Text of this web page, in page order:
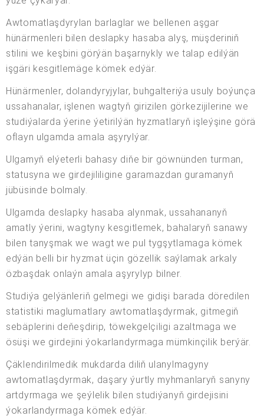
Awtomatlaşdyrylan barlaglar we bellenen aşgar
hünärmenleri bilen deslapky hasaba alyş, müşderiniň
stilini we keşbini görýän başarnykly we talap edilýän
işgäri kesgitlemäge kömek edýär.
Hünärmenler, dolandyryjylar, buhgalteriýa usuly boýunça
ussahanalar, işlenen wagtyň girizilen görkezijilerine we
studiýalarda ýerine ýetirilýän hyzmatlaryň işleýşine görä
oflayn ulgamda amala aşyrylýar.
Ulgamyň elýeterli bahasy diňe bir göwnünden turman,
statusyna we girdejililigine garamazdan guramanyň
jübüsinde bolmaly.
Ulgamda deslapky hasaba alynmak, ussahananyň
amatly ýerini, wagtyny kesgitlemek, bahalaryň sanawy
bilen tanyşmak we wagt we pul tygşytlamaga kömek
edýän belli bir hyzmat üçin gözellik saýlamak arkaly
özbaşdak onlaýn amala aşyrylyp bilner.
Studiýa gelýänleriň gelmegi we gidişi barada döredilen
statistiki maglumatlary awtomatlaşdyrmak, gitmegiň
sebäplerini deňeşdirip, töwekgelçiligi azaltmaga we
ösüşi we girdejini ýokarlandyrmaga mümkinçilik berýär.
Çäklendirilmedik mukdarda diliň ulanylmagyny
awtomatlaşdyrmak, daşary ýurtly myhmanlaryň sanyny
artdyrmaga we şeýlelik bilen studiýanyň girdejisini
ýokarlandyrmaga kömek edýär.